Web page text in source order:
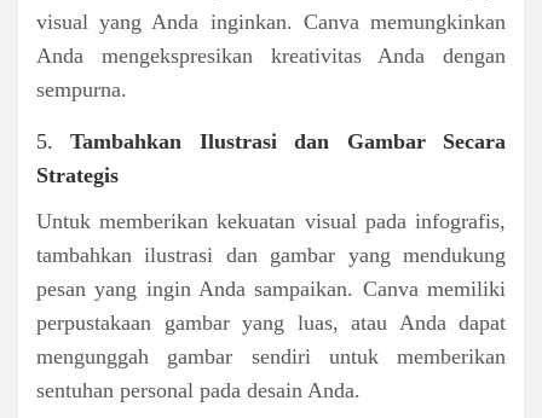
visual yang Anda inginkan. Canva memungkinkan
Anda mengekspresikan kreativitas Anda dengan
sempurna.
5.Tambahkan Ilustrasi dan Gambar Secara
Strategis
Untuk memberikan kekuatan visual pada infografis,
tambahkan ilustrasi dan gambar yang mendukung
pesan yang ingin Anda sampaikan. Canva memiliki
perpustakaan gambar yang luas, atau Anda dapat
mengunggah gambar sendiri untuk memberikan
sentuhan personal pada desain Anda.